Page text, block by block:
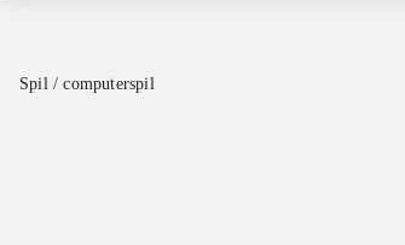
Spil / computerspil